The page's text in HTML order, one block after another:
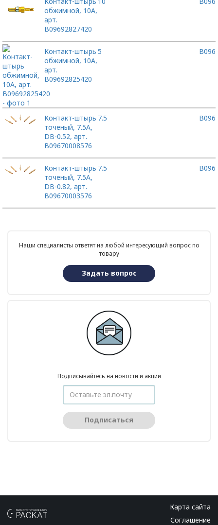
обжимной, 10A,
арт.
B09692827420
Контакт-штырь
обжимной, 10А,
арт.
B09692825420
5
Контакт-штырь
точеный, 7.5А,
DB-0.52, арт.
B09670008576
7.5
Контакт-штырь
точеный, 7.5А,
DB-0.82, арт.
B09670003576
7.5
Наши специалисты ответят на любой интересующий вопрос по
товару
Задать вопрос
Подписывайтесь на новости и акции
Подписаться
Карта сайта
Соглашение